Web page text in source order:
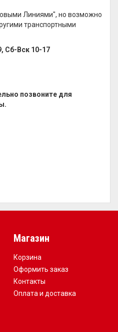
Линиями", но возможно
транспортными
Сб-Вск 10-17
позвоните для
Магазин
Корзина
Оформить заказ
Контакты
Оплата и доставка